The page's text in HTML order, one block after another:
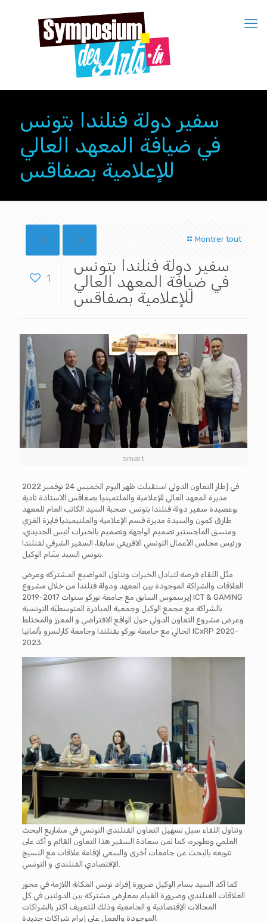
سفير دولة فنلندا بتونس
في ضيافة المعهد العالي
للإعلامية بصفاقس
Montrer tout
1
سفير دولة فنلندا بتونس
في ضيافة المعهد العالي
للإعلامية بصفاقس
smart
في إطار التعاون الدولي استقبلت ظهر اليوم الخميس 24 نوفمبر 2022
مديرة المعهد العالي للإعلامية والملتميديا بصفاقس الاستاذة نادية
بوعصيدة سفير دولة فنلندا بتونس، صحبة السيد الكاتب العام للمعهد
طارق كمون والسيدة مديرة قسم الإعلامية والملتيميديا فايزة الغزي
ومنسق الماجستير تصميم الواجهة وتصميم بالخبرات أنيس الجديدي،
ورئيس مجلس الأعمال التونسي الافريقي سابقا، السفير الشرفي لفنلندا
بتونس السيدبسّام الوكيل.
مثُل اللقاء فرصة لتبادل الخبرات وتناول المواضيع المشتركة وعرض
العلاقات والشراكة الموجودة بين المعهد ودولة فنلندا من خلال مشروع
إيرسموس السابق مع جامعة توركو سنوات 2017-2019 ICT & GAMING
بالشراكة مع مجمع الوكيل وجمعية المبادرة المتوسطيّة التونسية
وعرض مشروع التعاون الدولي حول الواقع الافتراضي و المعزز والمختلط
الحالي مع جامعة توركو بفنلندا وجامعة كارلسرو بألمانيا ICxRP 2020-
2023.
وتناول اللقاء سبل تسهيل التعاون الفنلندي التونسي في مشاريع البحث
العلمي وتطويره، كما ثمن سعادة السفير هذا التعاون القائم و أكد على
تنويعه بالبحث عن جامعات أخرى والسعي لإقامة علاقات مع النسيج
الإقتصادي الفنلندي و التونسي.
كما أكد السيد بسام الوكيل ضرورة إفراد تونس المكانة اللازمة في محور
العلاقات الفنلندي وضرورة القيام بمعارض مشتركة بين الدولتين في كل
المجالات الإقتصادية و الجامعية وذلك للتعريف اكثر بالشراكات
الموجودة والعمل على إبرام شراكات جديدة.